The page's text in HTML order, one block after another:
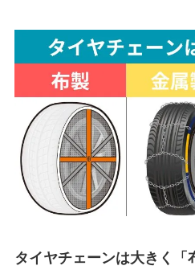
タイヤチェーンは大きく「